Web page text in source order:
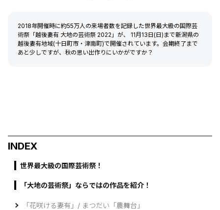
2018年開催時に約55万人の来場者数を記録した世界最大級の国際芸
術祭「越後妻有 大地の芸術祭 2022」が、 11月13日(日)まで新潟県の
越後妻有地域(十日町市・津南町)で開催されています。会期終了まで
あと少しですが、秋の思い出作りにいかがですか？
INDEX
世界最大級の国際芸術祭！
「大地の芸術祭」ならではの作品を紹介！
「花咲ける妻有」/ まつだい「農舞台」